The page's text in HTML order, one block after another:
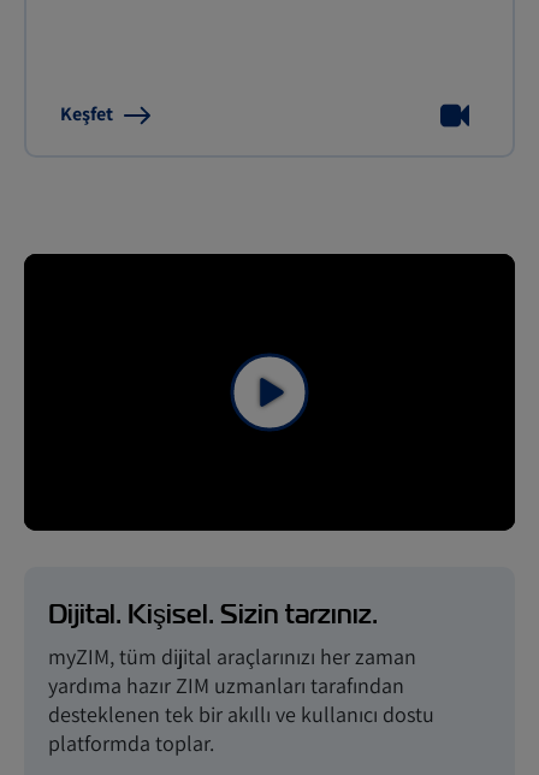
Keşfet
Dijital. Kişisel. Sizin tarzınız.
myZIM, tüm dijital araçlarınızı her zaman
yardıma hazır ZIM uzmanları tarafından
desteklenen tek bir akıllı ve kullanıcı dostu
platformda toplar.